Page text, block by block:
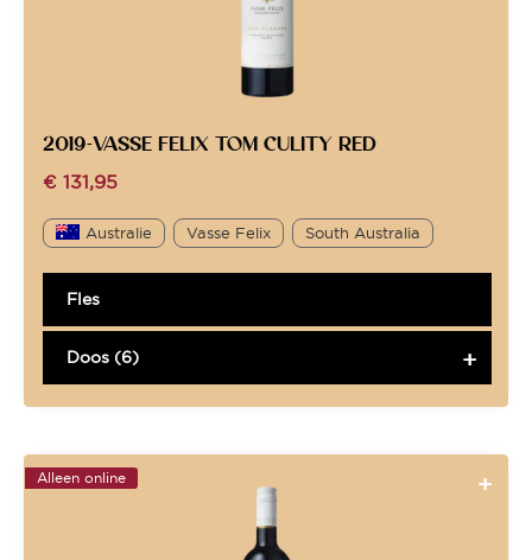
2019-VASSE FELIX TOM CULITY RED
€ 131,95
Australie Vasse Felix South Australia
Fles
Doos (6)
Alleen online